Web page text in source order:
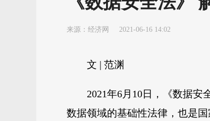
来源：经济网 2021-06-16 14:02
文 | 范渊
2021年6月10日，《数据
数据领域的基础性法律，也是